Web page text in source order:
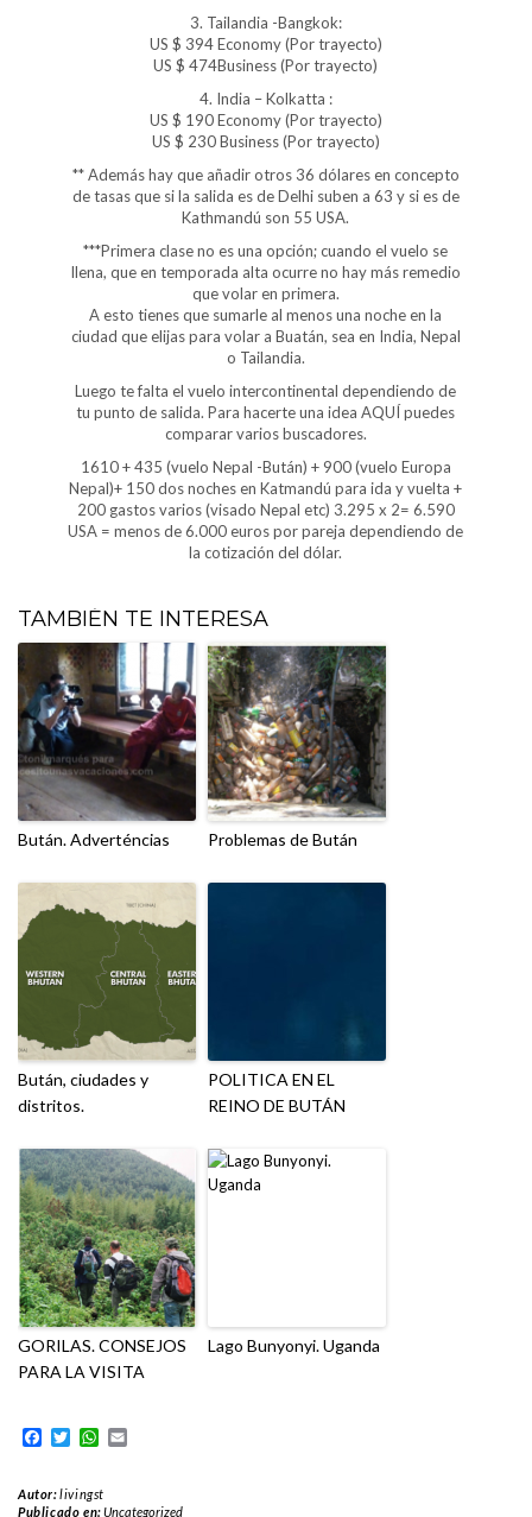
3. Tailandia -Bangkok:
US $ 394 Economy (Por trayecto)
US $ 474Business (Por trayecto)
4. India – Kolkatta :
US $ 190 Economy (Por trayecto)
US $ 230 Business (Por trayecto)
** Además hay que añadir otros 36 dólares en concepto
de tasas que si la salida es de Delhi suben a 63 y si es de
Kathmandú son 55 USA.
***Primera clase no es una opción; cuando el vuelo se
llena, que en temporada alta ocurre no hay más remedio
que volar en primera.
A esto tienes que sumarle al menos una noche en la
ciudad que elijas para volar a Buatán, sea en India, Nepal
o Tailandia.
Luego te falta el vuelo intercontinental dependiendo de
tu punto de salida. Para hacerte una idea AQUÍ puedes
comparar varios buscadores.
1610 + 435 (vuelo Nepal -Bután) + 900 (vuelo Europa
Nepal)+ 150 dos noches en Katmandú para ida y vuelta +
200 gastos varios (visado Nepal etc) 3.295 x 2= 6.590
USA = menos de 6.000 euros por pareja dependiendo de
la cotización del dólar.
TAMBIÉN TE INTERESA
Bután. Adverténcias Problemas de Bután
Bután, ciudades y
distritos.
POLITICA EN EL
REINO DE BUTÁN
GORILAS. CONSEJOS
PARA LA VISITA
Lago Bunyonyi. Uganda
Facebook
TwitterWhatsApp
Autor:livingst
Publicado en:Uncategorized